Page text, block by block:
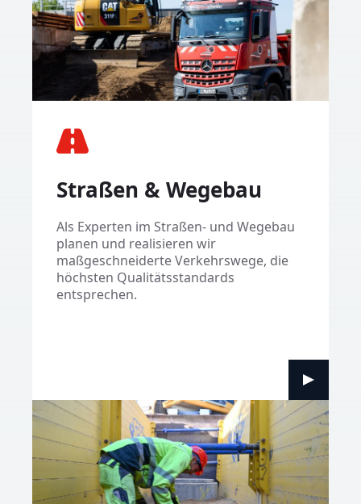
Straßen & Wegebau
​Als Experten im Straßen- und Wegebau
planen und realisieren wir
maßgeschneiderte Verkehrswege, die
höchsten Qualitätsstandards
entsprechen.